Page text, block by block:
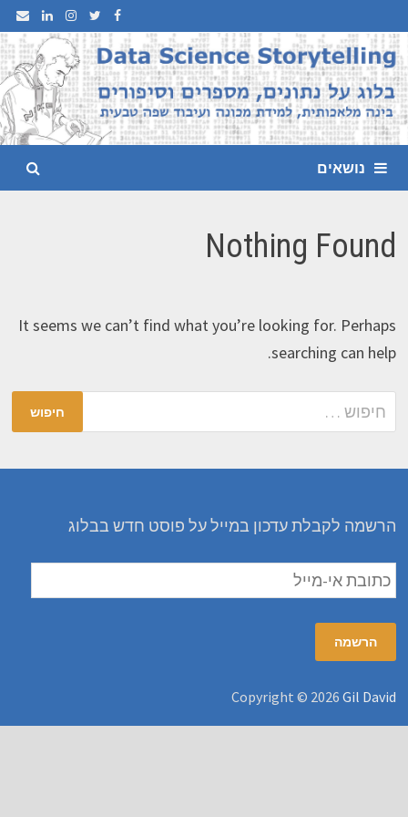
to
content
נושאים
Nothing Found
It seems we can’t find what you’re looking for. Perhaps
searching can help.
חיפוש:
הרשמה לקבלת עדכון במייל על פוסט חדש בבלוג
כתובת
אי-מייל
הרשמה
Copyright © 2026Gil David